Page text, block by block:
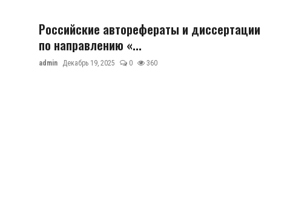
Контакты
Российские авторефераты и диссертации
по направлению «...
admin Декабрь 19, 2025 0 360